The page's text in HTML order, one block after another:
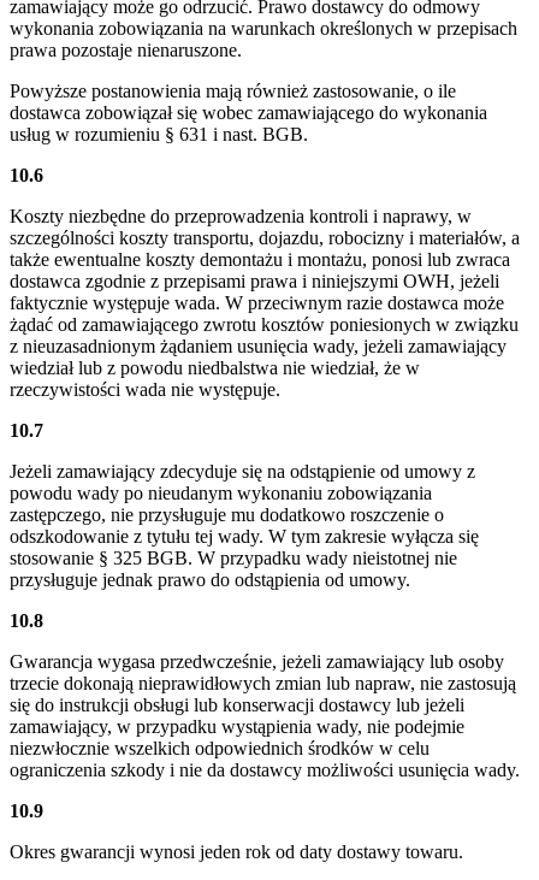
zamawiający może go odrzucić. Prawo dostawcy do odmowy
wykonania zobowiązania na warunkach określonych w przepisach
prawa pozostaje nienaruszone.
Powyższe postanowienia mają również zastosowanie, o ile
dostawca zobowiązał się wobec zamawiającego do wykonania
usług w rozumieniu § 631 i nast. BGB.
10.6
Koszty niezbędne do przeprowadzenia kontroli i naprawy, w
szczególności koszty transportu, dojazdu, robocizny i materiałów, a
także ewentualne koszty demontażu i montażu, ponosi lub zwraca
dostawca zgodnie z przepisami prawa i niniejszymi OWH, jeżeli
faktycznie występuje wada. W przeciwnym razie dostawca może
żądać od zamawiającego zwrotu kosztów poniesionych w związku
z nieuzasadnionym żądaniem usunięcia wady, jeżeli zamawiający
wiedział lub z powodu niedbalstwa nie wiedział, że w
rzeczywistości wada nie występuje.
10.7
Jeżeli zamawiający zdecyduje się na odstąpienie od umowy z
powodu wady po nieudanym wykonaniu zobowiązania
zastępczego, nie przysługuje mu dodatkowo roszczenie o
odszkodowanie z tytułu tej wady. W tym zakresie wyłącza się
stosowanie § 325 BGB. W przypadku wady nieistotnej nie
przysługuje jednak prawo do odstąpienia od umowy.
10.8
Gwarancja wygasa przedwcześnie, jeżeli zamawiający lub osoby
trzecie dokonają nieprawidłowych zmian lub napraw, nie zastosują
się do instrukcji obsługi lub konserwacji dostawcy lub jeżeli
zamawiający, w przypadku wystąpienia wady, nie podejmie
niezwłocznie wszelkich odpowiednich środków w celu
ograniczenia szkody i nie da dostawcy możliwości usunięcia wady.
10.9
Okres gwarancji wynosi jeden rok od daty dostawy towaru.